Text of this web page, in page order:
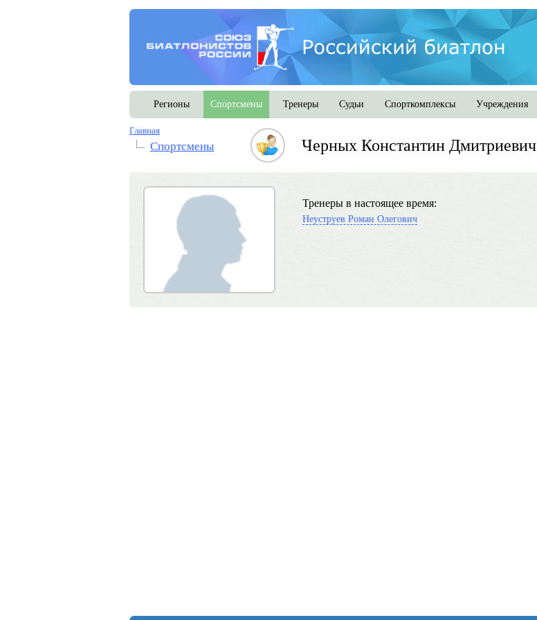
Регионы Спортсмены Тренеры Судьи Спорткомплексы Учреждения
Главная
Спортсмены Черных Константин Дмитриевич
Тренеры в настоящее время:
Неуструев Роман Олегович